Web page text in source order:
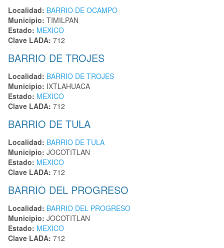
Localidad: BARRIO DE OCAMPO
Municipio: TIMILPAN
Estado: MEXICO
Clave LADA: 712
BARRIO DE TROJES
Localidad: BARRIO DE TROJES
Municipio: IXTLAHUACA
Estado: MEXICO
Clave LADA: 712
BARRIO DE TULA
Localidad: BARRIO DE TULA
Municipio: JOCOTITLAN
Estado: MEXICO
Clave LADA: 712
BARRIO DEL PROGRESO
Localidad: BARRIO DEL PROGRESO
Municipio: JOCOTITLAN
Estado: MEXICO
Clave LADA: 712